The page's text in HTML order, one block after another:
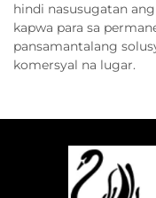
hindi nasusugatan
kapwa para sa
pansamantalang
komersyal na lugar.